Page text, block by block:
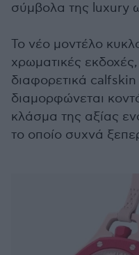
σύμβολα της luxury
Το νέο μοντέλο
χρωματικές
διαφορετικά
διαμορφώνεται
κλάσμα της αξίας
το οποίο συχνά